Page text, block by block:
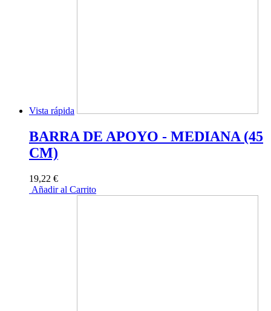
Vista rápida
BARRA DE APOYO - MEDIANA (45
CM)
19,22 €
Añadir al Carrito